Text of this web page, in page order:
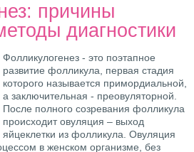
причины
диагностики
Фолликулогенез - это поэтапное
развитие фолликула, первая стадия
которого называется примордиальной,
а заключительная - преовуляторной.
После полного созревания фолликула
происходит овуляция – выход
яйцеклетки из фолликула. Овуляция
в женском организме, без